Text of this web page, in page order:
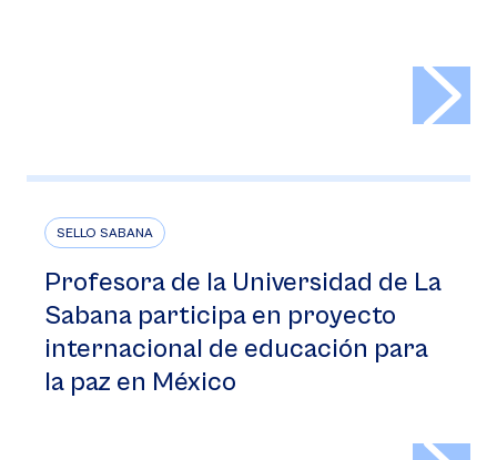
SELLO SABANA
Profesora de la Universidad de La
Sabana participa en proyecto
internacional de educación para
la paz en México